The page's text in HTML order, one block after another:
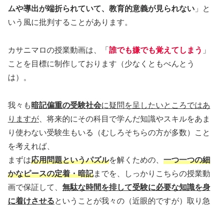
ムや導出が端折られていて、教育的意義が見られない 」と
いう風に批判することがあります。
カサニマロの授業動画は、「 誰でも嫌でも覚えてしまう 」
ことを目標に制作しております（少なくともべんとう
は）。
我々も 暗記偏重の受験社会に疑問を呈したいところではあ
りますが 、将来的にその科目で学んだ知識やスキルをあま
り使わない受験生もいる（むしろそちらの方が多数）こと
を考えれば、
まずは応用問題というパズルを解くための、 一つ一つの細
かなピースの定着・暗記までを、しっかりこちらの授業動
画で保証して、 無駄な時間を排して受験に必要な知識を身
に着けさせるということが我々の（近眼的ですが）取り急